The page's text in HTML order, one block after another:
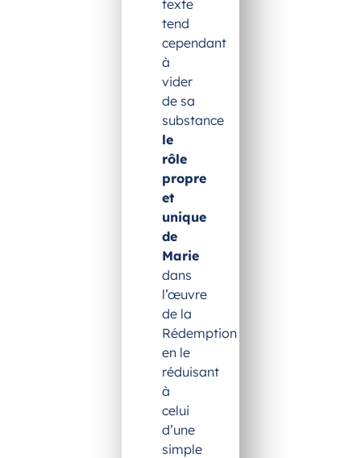
texte
tend
cependant
à
vider
de sa
substance
le
rôle
propre
et
unique
de
Marie
dans
l’œuvre
de la
Rédemption
en le
réduisant
à
celui
d’une
simple